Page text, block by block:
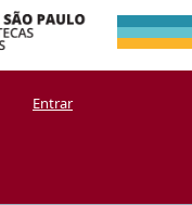
Entrar